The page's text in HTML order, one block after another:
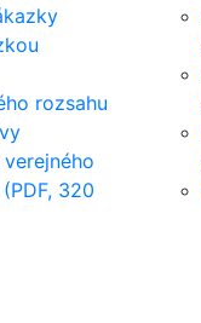
rozsahu
320